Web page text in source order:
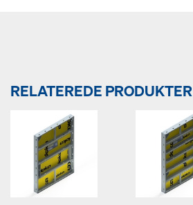
RELATEREDE PRODUKTER